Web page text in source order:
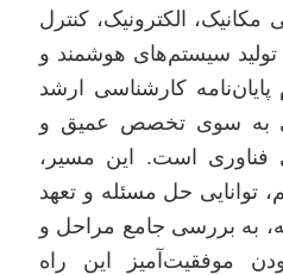
الکترونیک، کنترل
تولید سیستم‌های هوشمند و
پایان‌نامه کارشناسی ارشد
به سوی تخصص عمیق و
فناوری است. این مسیر،
توانایی حل مسئله و تعهد
به بررسی جامع مراحل و
موفقیت‌آمیز این راه